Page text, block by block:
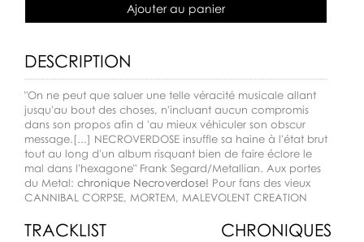
Ajouter au panier
DESCRIPTION
"On ne peut que saluer une telle véracité musicale allant
jusqu'au bout des choses, n'incluant aucun compromis
dans son propos afin d 'au mieux véhiculer son obscur
message.[...] NECROVERDOSE insuffle sa haine à l'état brut
tout au long d'un album risquant bien de faire éclore le
mal dans l'hexagone" Frank Segard/Metallian. Aux portes
du Metal: chronique Necroverdose! Pour fans des vieux
CANNIBAL CORPSE, MORTEM, MALEVOLENT CREATION
TRACKLIST CHRONIQUES